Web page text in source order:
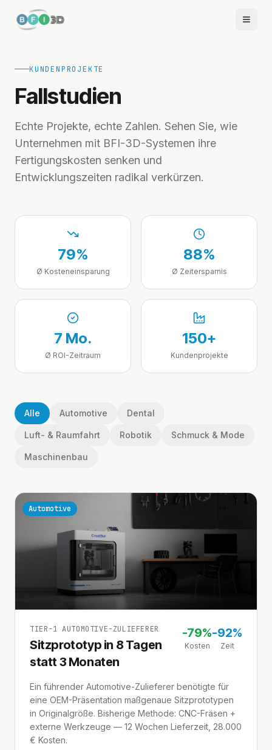
KUNDENPROJEKTE
Fallstudien
Echte Projekte, echte Zahlen. Sehen Sie, wie
Unternehmen mit BFI-3D-Systemen ihre
Fertigungskosten senken und
Entwicklungszeiten radikal verkürzen.
79%
Ø Kosteneinsparung
88%
Ø Zeitersparnis
7 Mo.
Ø ROI-Zeitraum
150+
Kundenprojekte
Alle Automotive Dental
Luft- & Raumfahrt Robotik Schmuck & Mode
Maschinenbau
Automotive
TIER-1 AUTOMOTIVE-ZULIEFERER
Sitzprototyp in 8 Tagen
statt 3 Monaten
-79%
Kosten
-92%
Zeit
Ein führender Automotive-Zulieferer benötigte für
eine OEM-Präsentation maßgenaue Sitzprototypen
in Originalgröße. Bisherige Methode: CNC-Fräsen +
externe Werkzeuge — 12 Wochen Lieferzeit, 28.000
€ Kosten.